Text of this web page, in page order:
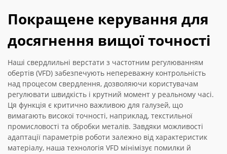
Покращене керування для
досягнення вищої точності
Наші свердлильні верстати з частотним регулюванням
обертів (VFD) забезпечують непереважну контрольність
над процесом свердлення, дозволяючи користувачам
регулювати швидкість і крутний момент у реальному часі.
Ця функція є критично важливою для галузей, що
вимагають високої точності, наприклад, текстильної
промисловості та обробки металів. Завдяки можливості
адаптації параметрів роботи залежно від характеристик
матеріалу, наша технологія VFD мінімізує помилки й